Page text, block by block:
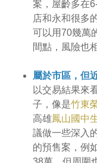
案，屋齡多在
店和永和很多
可以用70幾萬
間點，風險也
屬於市區，但
以交易結果來
子，像是竹東
高雄鳳山國中
議做一些深入
的預售案，例